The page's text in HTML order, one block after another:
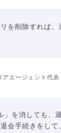
を削除すれば、
アエージェント代表
」を消しても、
会手続きをして